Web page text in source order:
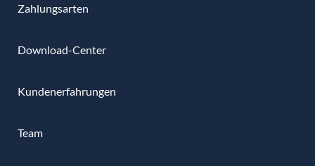
Zahlungsarten
Download-Center
Kundenerfahrungen
Team